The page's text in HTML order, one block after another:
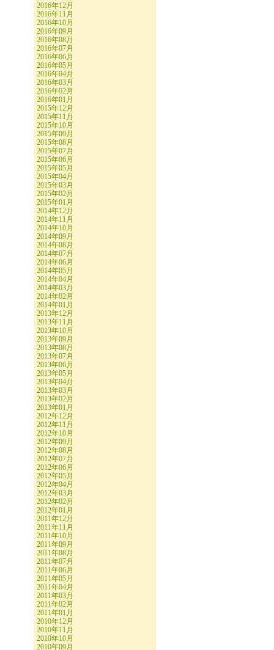
2016年12月
2016年11月
2016年10月
2016年09月
2016年08月
2016年07月
2016年06月
2016年05月
2016年04月
2016年03月
2016年02月
2016年01月
2015年12月
2015年11月
2015年10月
2015年09月
2015年08月
2015年07月
2015年06月
2015年05月
2015年04月
2015年03月
2015年02月
2015年01月
2014年12月
2014年11月
2014年10月
2014年09月
2014年08月
2014年07月
2014年06月
2014年05月
2014年04月
2014年03月
2014年02月
2014年01月
2013年12月
2013年11月
2013年10月
2013年09月
2013年08月
2013年07月
2013年06月
2013年05月
2013年04月
2013年03月
2013年02月
2013年01月
2012年12月
2012年11月
2012年10月
2012年09月
2012年08月
2012年07月
2012年06月
2012年05月
2012年04月
2012年03月
2012年02月
2012年01月
2011年12月
2011年11月
2011年10月
2011年09月
2011年08月
2011年07月
2011年06月
2011年05月
2011年04月
2011年03月
2011年02月
2011年01月
2010年12月
2010年11月
2010年10月
2010年09月